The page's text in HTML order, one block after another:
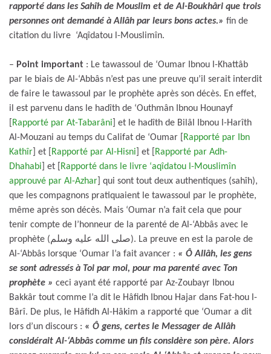
rapporté dans les Sahîh de Mouslim et de Al-Boukhâri que trois
personnes ont demandé à Allâh par leurs bons actes.» fin de
citation du livre ‘Aqîdatou l-Mouslimîn.
– Point important : Le tawassoul de ‘Oumar Ibnou l-Khattâb
par le biais de Al-‘Abbâs n’est pas une preuve qu’il serait interdit
de faire le tawassoul par le prophète après son décès. En effet,
il est parvenu dans le hadîth de ‘Outhmân Ibnou Hounayf
Rapporté par At-Tabarâni ] et le hadîth de Bilâl Ibnou l-Harîth
Al-Mouzani au temps du Califat de ‘Oumar [
Rapporté par Ibn
Kathîr ] et [ Rapporté par Al-Hisni ] et [
Rapporté par Adh-
Dhahabi ] et [
Rapporté dans le livre ‘aqîdatou l-Mouslimîn
approuvé par Al-Azhar ] qui sont tout deux authentiques (sahîh),
que les compagnons pratiquaient le tawassoul par le prophète,
même après son décès. Mais ‘Oumar n’a fait cela que pour
tenir compte de l’honneur de la parenté de Al-‘Abbâs avec le
prophète (صلى الله عليه وسلم). La preuve en est la parole de
Al-‘Abbâs lorsque ‘Oumar l’a fait avancer : « Ô Allâh, les gens
se sont adressés à Toi par moi, pour ma parenté avec Ton
prophète » ceci ayant été rapporté par Az-Zoubayr Ibnou
Bakkâr tout comme l’a dit le Hâfidh Ibnou Hajar dans Fat-hou l-
Bârî. De plus, le Hâfidh Al-Hâkim a rapporté que ‘Oumar a dit
lors d’un discours : « Ô gens, certes le Messager de Allâh
considérait Al-‘Abbâs comme un fils considère son père. Alors